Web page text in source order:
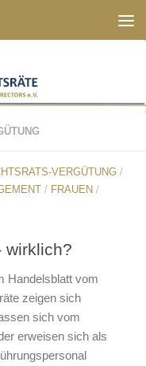
VERGÜTUNG /
/ FRAUEN /
wirklich?
Handelsblatt vom
zeigen sich
sich vom
erweisen sich als